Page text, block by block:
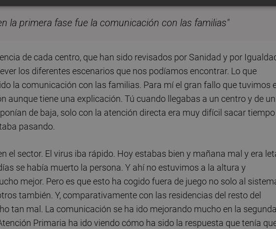
la primera fase fue la comunicación con las familias"
de cada centro, que han sido revisados por Sanidad y por
los diferentes escenarios que nos podíamos encontrar. Lo que
la comunicación con las familias. Para mí el gran fallo que tuvimos
aunque tiene una explicación. Tú cuando llegabas a un centro y de un
de baja, solo con la atención directa era muy difícil sacar tiempo
pasando.
el sector. El virus iba rápido. Hoy estabas bien y mañana mal y era
se había muerto la persona. Y ahí no estuvimos a la altura y
mejor. Pero es que esto ha cogido fuera de juego no solo al
también. Y, comparativamente con las residencias del resto del
tan mal. La comunicación se ha ido mejorando mucho en la segunda
Primaria ha ido viendo cómo ha sido la respuesta que tenía